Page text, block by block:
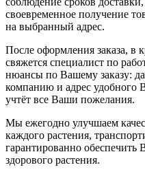
своевременное получение
на выбранный адрес.
После оформления заказа, в
свяжется специалист по
нюансы по Вашему заказу:
компанию и адрес удобного
учтёт все Ваши пожелания.
Мы ежегодно улучшаем
каждого растения,
гарантированно
здорового растения.